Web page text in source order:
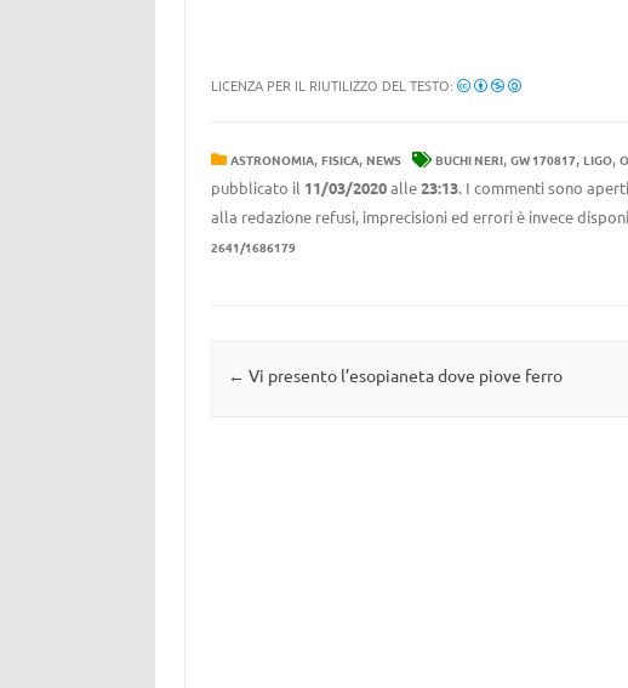
LICENZA PER IL RIUTILIZZO DEL TESTO:
ASTRONOMIA, FISICA, NEWS BUCHI NERI, GW 170817, LIGO,
pubblicato il 11/03/2020alle23:13. I commenti sono
alla redazione refusi, imprecisioni ed errori è invece
2641/1686179
Navigazione articolo
← Vi presento l’esopianeta dove piove ferro